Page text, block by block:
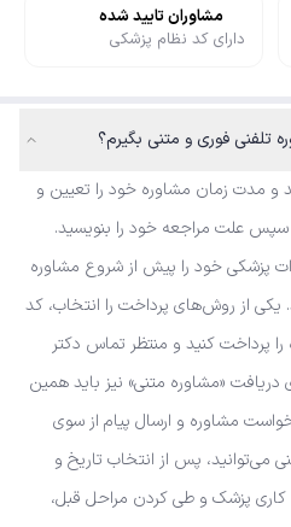
مشاوران تایید شده
دارای کد نظام پزشکی
و مدت زمان مشاوره خود را تعیین و
سپس علت مراجعه خود را بنویسید.
پزشکی خود را پیش از شروع مشاوره
یکی از روش‌های پرداخت را انتخاب، کد
پرداخت کنید و منتظر تماس دکتر
دریافت «مشاوره متنی» نیز باید همین
مشاوره و ارسال پیام از سوی
می‌توانید، پس از انتخاب تاریخ و
کاری پزشک و طی کردن مراحل قبل،